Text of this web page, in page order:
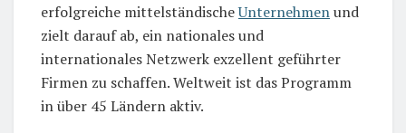
erfolgreiche mittelständischeUnternehmenund
zielt darauf ab, ein nationales und
internationales Netzwerk exzellent geführter
Firmen zu schaffen. Weltweit ist das Programm
in über 45 Ländern aktiv.